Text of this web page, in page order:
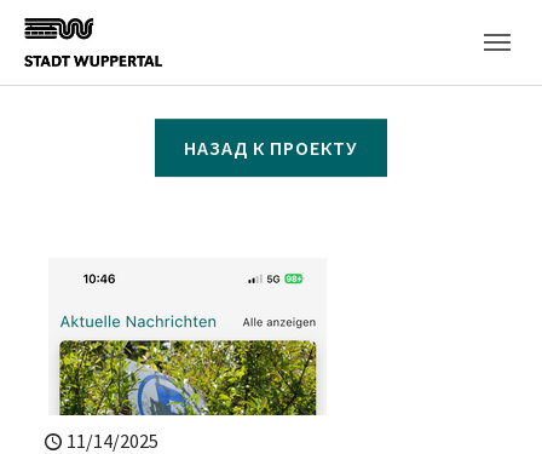
Skip to main content
НАЗАД К ПРОЕКТУ
11/14/2025